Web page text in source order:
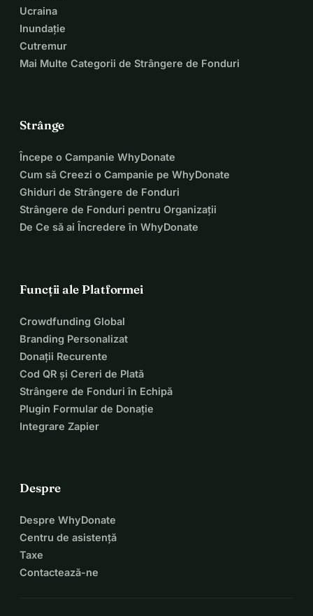
Ucraina
Inundație
Cutremur
Mai Multe Categorii de Strângere de Fonduri
Strânge
Începe o Campanie WhyDonate
Cum să Creezi o Campanie pe WhyDonate
Ghiduri de Strângere de Fonduri
Strângere de Fonduri pentru Organizații
De Ce să ai Încredere în WhyDonate
Funcții ale Platformei
Crowdfunding Global
Branding Personalizat
Donații Recurente
Cod QR și Cereri de Plată
Strângere de Fonduri în Echipă
Plugin Formular de Donație
Integrare Zapier
Despre
Despre WhyDonate
Centru de asistență
Taxe
Contactează-ne